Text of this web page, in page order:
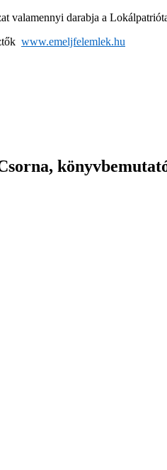
valamennyi darabja a
www.emeljfelemlek.hu